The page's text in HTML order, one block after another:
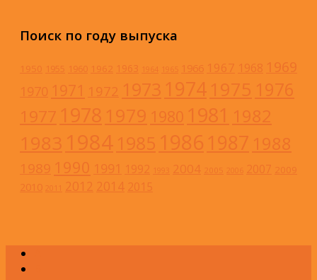
Поиск по году выпуска
1950 1955 1960 1962 1963 1964 1965 1966 1967 1968 1969
1970 1971 1972 1973 1974 1975 1976
1977 1978 1979 1980 1981 1982
1983 1984 1985 1986 1987 1988
1989 1990 1991 1992 1993 2004 2005 2006 2007 2009
2010 2011 2012 2014 2015